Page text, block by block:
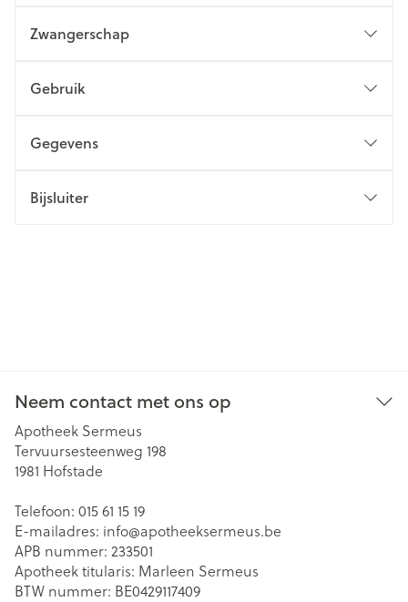
Zwangerschap
Gebruik
Gegevens
Bijsluiter
Neem contact met ons op
Apotheek Sermeus
Tervuursesteenweg 198
1981 Hofstade
Telefoon: 015 61 15 19
E-mailadres: info@apotheeksermeus.be
APB nummer: 233501
Apotheek titularis: Marleen Sermeus
BTW nummer: BE0429117409